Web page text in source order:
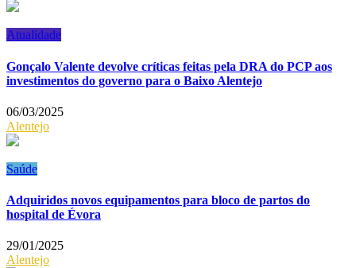
Atualidade
Gonçalo Valente devolve críticas feitas pela DRA do PCP aos
investimentos do governo para o Baixo Alentejo
06/03/2025
Alentejo
Saúde
Adquiridos novos equipamentos para bloco de partos do
hospital de Évora
29/01/2025
Alentejo